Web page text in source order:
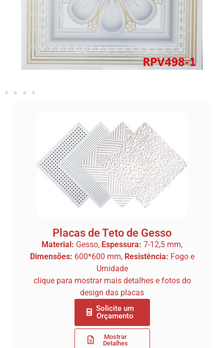
Placas de Teto de Gesso
Material: Gesso, Espessura: 7-12,5 mm,
Dimensões: 600*600 mm, Resistência: Fogo e
Umidade
clique para mostrar mais detalhes e fotos do
design das placas
Solicite um
Orçamento
Mostrar
Detalhes